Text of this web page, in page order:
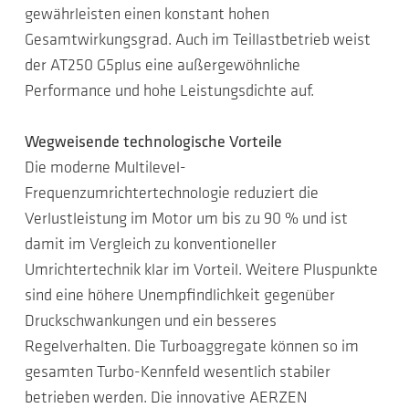
gewährleisten einen konstant hohen
Gesamtwirkungsgrad. Auch im Teillastbetrieb weist
der AT250 G5plus eine außergewöhnliche
Performance und hohe Leistungsdichte auf.
Wegweisende technologische Vorteile
Die moderne Multilevel-
Frequenzumrichtertechnologie reduziert die
Verlustleistung im Motor um bis zu 90 % und ist
damit im Vergleich zu konventioneller
Umrichtertechnik klar im Vorteil. Weitere Pluspunkte
sind eine höhere Unempfindlichkeit gegenüber
Druckschwankungen und ein besseres
Regelverhalten. Die Turboaggregate können so im
gesamten Turbo-Kennfeld wesentlich stabiler
betrieben werden. Die innovative AERZEN